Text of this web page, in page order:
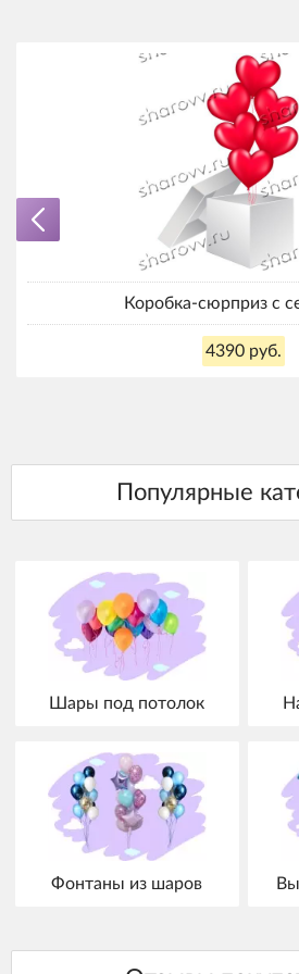
Коробка-сюрприз с
4390 руб.
Шары под потолок
Фонтаны из шаров